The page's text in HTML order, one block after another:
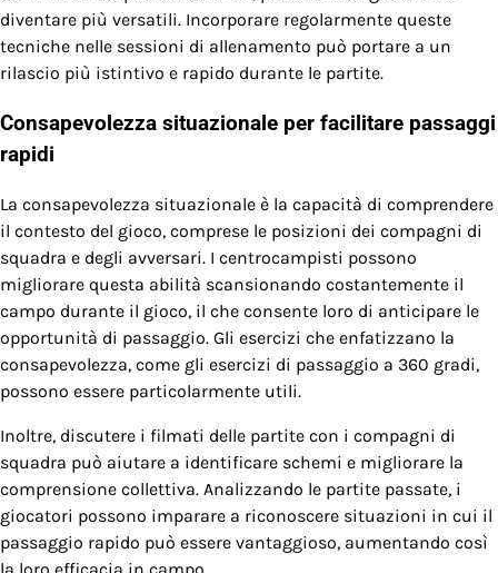
diventare più versatili. Incorporare regolarmente queste
tecniche nelle sessioni di allenamento può portare a un
rilascio più istintivo e rapido durante le partite.
Consapevolezza situazionale per facilitare passaggi
rapidi
La consapevolezza situazionale è la capacità di comprendere
il contesto del gioco, comprese le posizioni dei compagni di
squadra e degli avversari. I centrocampisti possono
migliorare questa abilità scansionando costantemente il
campo durante il gioco, il che consente loro di anticipare le
opportunità di passaggio. Gli esercizi che enfatizzano la
consapevolezza, come gli esercizi di passaggio a 360 gradi,
possono essere particolarmente utili.
Inoltre, discutere i filmati delle partite con i compagni di
squadra può aiutare a identificare schemi e migliorare la
comprensione collettiva. Analizzando le partite passate, i
giocatori possono imparare a riconoscere situazioni in cui il
passaggio rapido può essere vantaggioso, aumentando così